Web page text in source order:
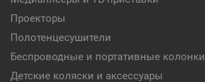
Проекторы
Полотенцесушители
Беспроводные и портативные колонки
Детские коляски и аксессуары